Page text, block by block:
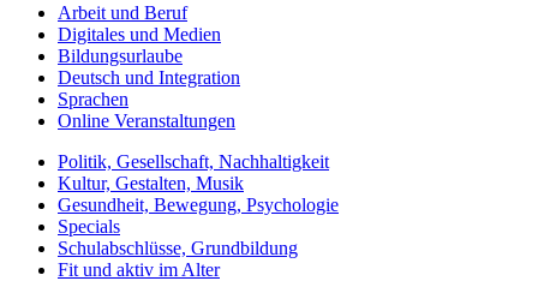
Arbeit und Beruf
Digitales und Medien
Bildungsurlaube
Deutsch und Integration
Sprachen
Online Veranstaltungen
Politik, Gesellschaft, Nachhaltigkeit
Kultur, Gestalten, Musik
Gesundheit, Bewegung, Psychologie
Specials
Schulabschlüsse, Grundbildung
Fit und aktiv im Alter